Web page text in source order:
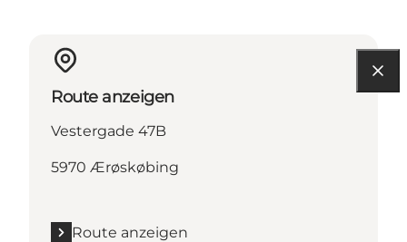
Route anzeigen
Vestergade 47B
5970 Ærøskøbing
Route anzeigen